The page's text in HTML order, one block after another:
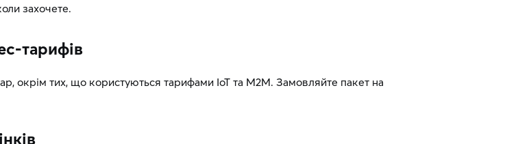
захочете.
тарифів
окрім тих, що користуються тарифами IoT та М2М. Замовляйте пакет на